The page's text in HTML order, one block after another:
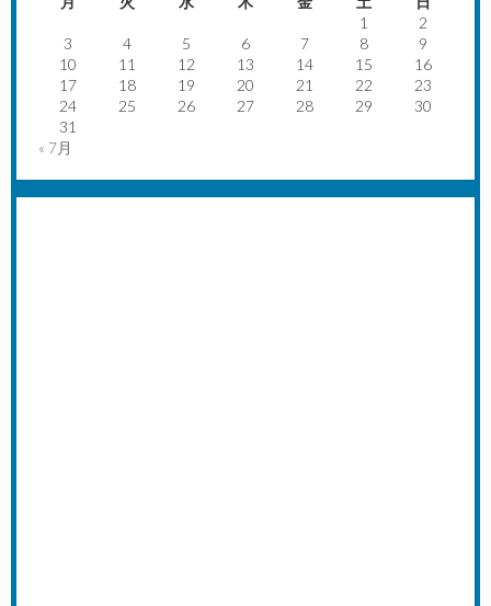
1
2
3
4 5 6 7 8
9
10
11 12 13 14 15
16
17
18 19 20 21 22
23
24
25 26 27 28 29
30
31
« 7月